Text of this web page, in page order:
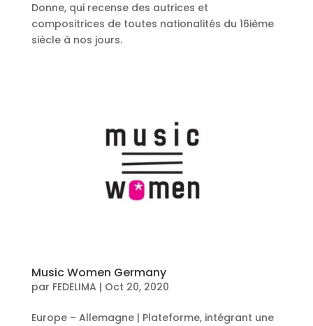
Donne, qui recense des autrices et
compositrices de toutes nationalités du 16ième
siècle à nos jours.
Music Women Germany
par FEDELIMA | Oct 20, 2020
Europe – Allemagne | Plateforme, intégrant une